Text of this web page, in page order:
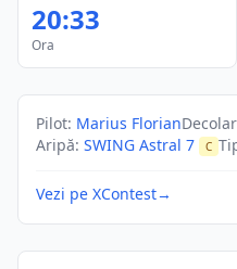
20:33
Ora
Pilot: Marius Florian
Aripă: SWING Astral 7 C
Vezi pe XContest→